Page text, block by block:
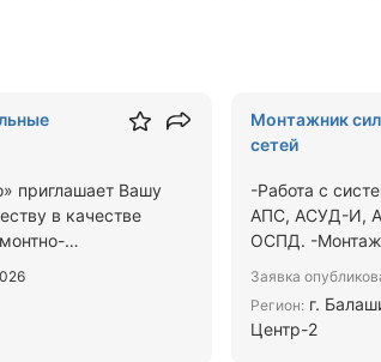
приглашает Вашу
в качестве
Монтажник
сетей
-Работа с
АПС, АСУД-И,
ОСПД. -Монтаж
Заявка
Регион:г.
Центр-2